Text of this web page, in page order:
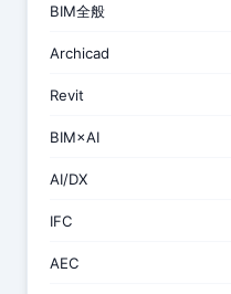
BIM全般
Archicad
Revit
BIM×AI
AI/DX
IFC
AEC